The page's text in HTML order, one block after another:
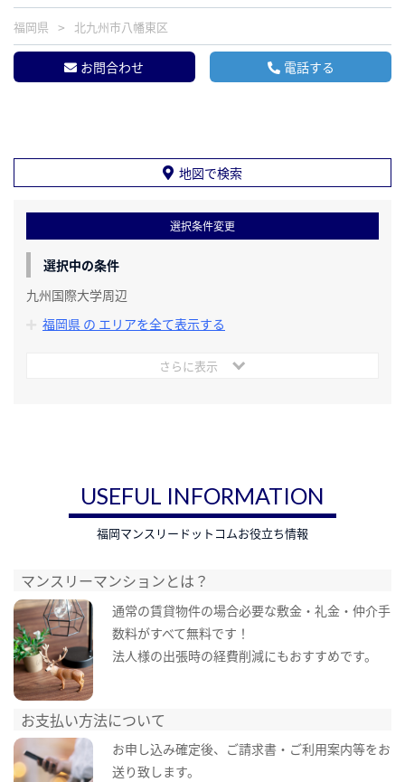
福岡県 北九州市八幡東区
お問合わせ 電話する
地図で検索
選択条件変更
選択中の条件
九州国際大学周辺
福岡県 の エリアを全て表示する
さらに表示
USEFUL INFORMATION
福岡マンスリードットコムお役立ち情報
マンスリーマンションとは？
通常の賃貸物件の場合必要な敷金・礼金・仲介手
数料がすべて無料です！
法人様の出張時の経費削減にもおすすめです。
お支払い方法について
お申し込み確定後、ご請求書・ご利用案内等をお
送り致します。